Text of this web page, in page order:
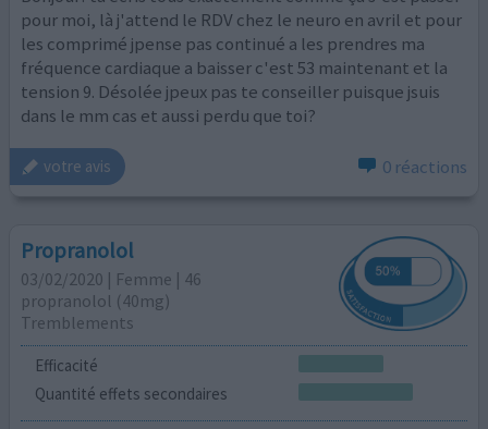
pour moi, là j'attend le RDV chez le neuro en avril et pour
les comprimé jpense pas continué a les prendres ma
fréquence cardiaque a baisser c'est 53 maintenant et la
tension 9. Désolée jpeux pas te conseiller puisque jsuis
dans le mm cas et aussi perdu que toi?
votre avis 0 réactions
Propranolol
03/02/2020 | Femme | 46
propranolol (40mg)
Tremblements
Efficacité
Quantité effets secondaires